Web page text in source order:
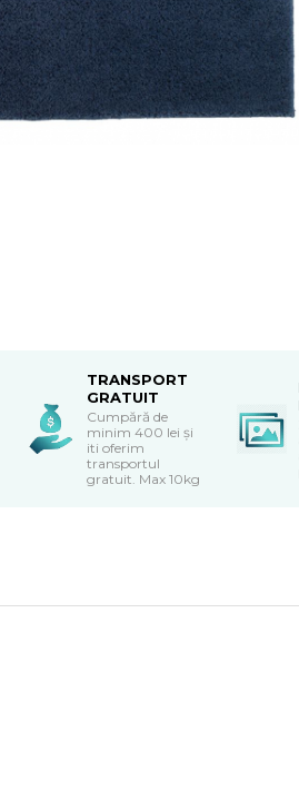
TRANSPORT
GRATUIT
Cumpără de
minim 400 lei și
iti oferim
transportul
gratuit. Max 10kg